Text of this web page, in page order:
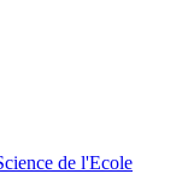
de l'Ecole